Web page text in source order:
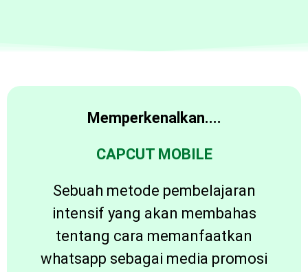
Memperkenalkan....
CAPCUT MOBILE
Sebuah metode pembelajaran
intensif yang akan membahas
tentang cara memanfaatkan
whatsapp sebagai media promosi